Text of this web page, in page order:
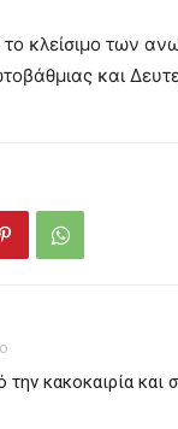
κλείσιμο των
και
κακοκαιρία και